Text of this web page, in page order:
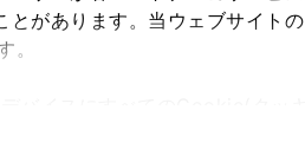
とがあります。当ウェブサイトの
。
幌